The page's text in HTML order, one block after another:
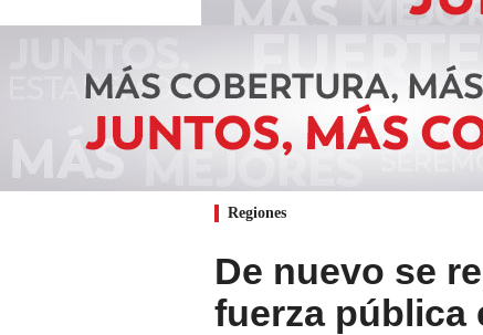
Regiones
De nuevo se
fuerza pública